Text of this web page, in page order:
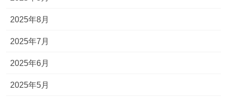
2025年8月
2025年7月
2025年6月
2025年5月